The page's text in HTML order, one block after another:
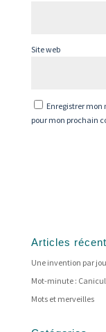
Site web
Enregistrer
pour mon prochain
Articles
Une invention par
Mot-minute :
Mots et merveilles